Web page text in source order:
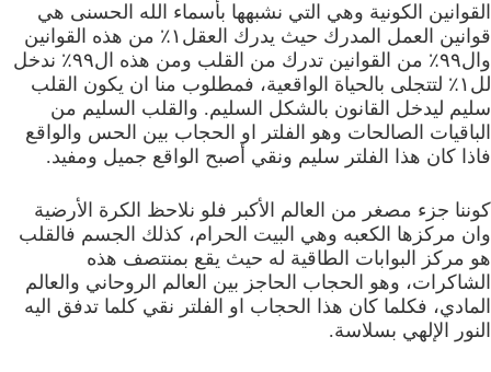
القوانين الكونية وهي التي نشبهها بأسماء الله الحسنى هي
قوانين العمل المدرك حيث يدرك العقل١٪ من هذه القوانين
وال٩٩٪ من القوانين تدرك من القلب ومن هذه ال٩٩٪ ندخل
لل١٪ لتتجلى بالحياة الواقعية، فمطلوب منا ان يكون القلب
سليم ليدخل القانون بالشكل السليم. والقلب السليم من
الباقيات الصالحات وهو الفلتر او الحجاب بين الحس والواقع
فاذا كان هذا الفلتر سليم ونقي أصبح الواقع جميل ومفيد.
كوننا جزء مصغر من العالم الأكبر فلو نلاحظ الكرة الأرضية
وان مركزها الكعبه وهي البيت الحرام، كذلك الجسم فالقلب
هو مركز البوابات الطاقية له حيث يقع بمنتصف هذه
الشاكرات، وهو الحجاب الحاجز بين العالم الروحاني والعالم
المادي، فكلما كان هذا الحجاب او الفلتر نقي كلما تدفق اليه
النور الإلهي بسلاسة.